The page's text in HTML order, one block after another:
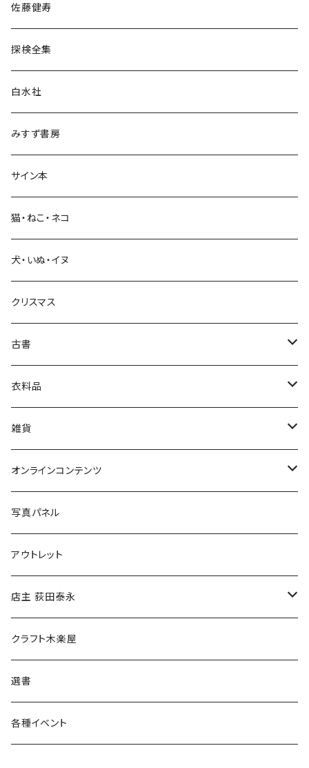
民族・風習
言語・ことば
生活・暮らし
芸術・絵画・写真
絵本・児童書
娯楽・エンターテインメント
佐藤健寿
探検全集
白水社
みすず書房
サイン本
猫・ねこ・ネコ
犬・いぬ・イヌ
クリスマス
古書
古書セット
美術
衣料品
POLEWARDS
Tシャツ
雑貨
バッグ
ブックカバー
マグカップ
傘
食料品
その他
オンラインコンテンツ
冒険クロストーク
写真パネル
アウトレット
店主 荻田泰永
書籍
ウェア
クラフト木楽屋
選書
各種イベント